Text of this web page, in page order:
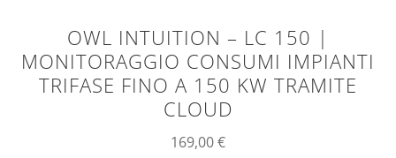
OWL INTUITION – LC 150 |
MONITORAGGIO CONSUMI IMPIANTI
TRIFASE FINO A 150 KW TRAMITE
CLOUD
169,00€